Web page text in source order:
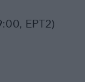
ΕΡΤ2)